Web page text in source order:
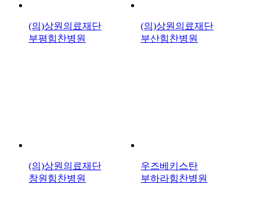
(의)상원의료재단
부평힘찬병원
(의)상원의료재단
부산힘찬병원
(의)상원의료재단
창원힘찬병원
우즈베키스탄
부하라힘찬병원